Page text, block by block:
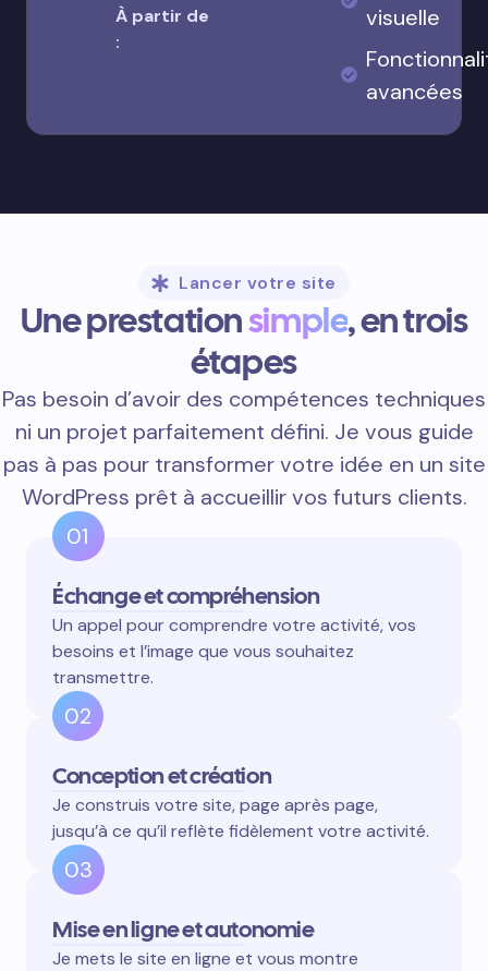
À partir de
:
visuelle
avancées
Lancer votre site
Une prestationsimple, en trois
étapes
Pas besoin d’avoir des compétences techniques
ni un projet parfaitement défini. Je vous guide
pas à pas pour transformer votre idée en un site
WordPress prêt à accueillir vos futurs clients.
01
Échange et compréhension
Un appel pour comprendre votre activité, vos
besoins et l’image que vous souhaitez
transmettre.
02
Conception et création
Je construis votre site, page après page,
jusqu’à ce qu’il reflète fidèlement votre activité.
03
Mise en ligne et autonomie
Je mets le site en ligne et vous montre